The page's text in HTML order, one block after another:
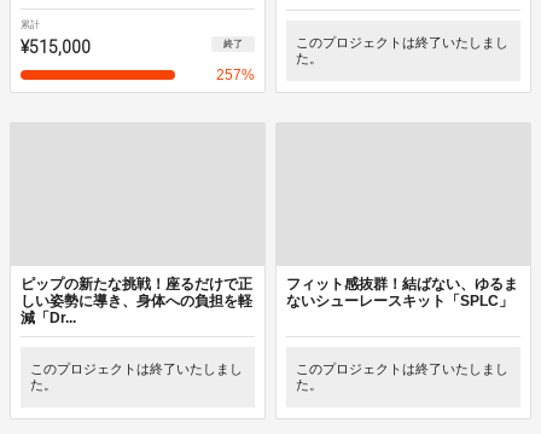
累計
¥515,000 終了
257%
このプロジェクトは終了いたしまし
た。
ピップの新たな挑戦！座るだけで正
しい姿勢に導き、身体への負担を軽
減「Dr...
このプロジェクトは終了いたしまし
た。
フィット感抜群！結ばない、ゆるま
ないシューレースキット「SPLC」
このプロジェクトは終了いたしまし
た。